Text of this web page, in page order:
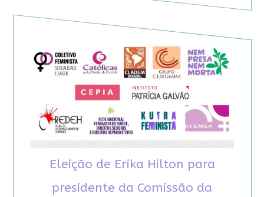
Eleição de Erika Hilton para
presidente da Comissão da